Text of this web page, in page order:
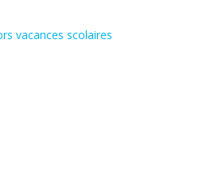
vacances scolaires